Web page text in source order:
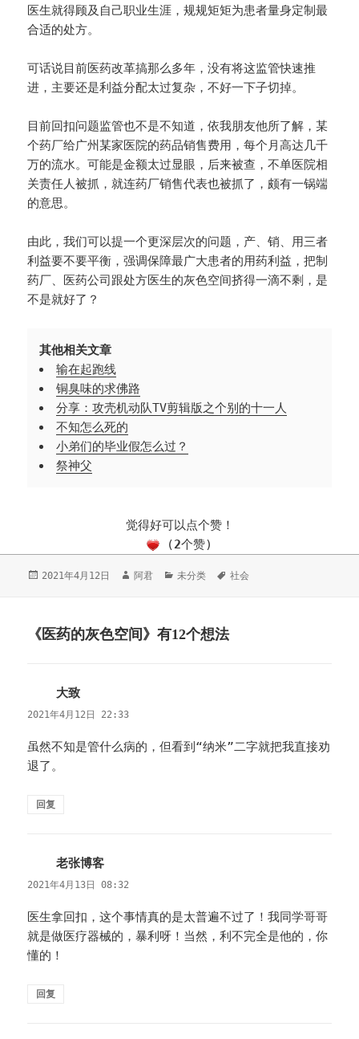
医生就得顾及自己职业生涯，规规矩矩为患者量身定制最
合适的处方。
可话说目前医药改革搞那么多年，没有将这监管快速推
进，主要还是利益分配太过复杂，不好一下子切掉。
目前回扣问题监管也不是不知道，依我朋友他所了解，某
个药厂给广州某家医院的药品销售费用，每个月高达几千
万的流水。可能是金额太过显眼，后来被查，不单医院相
关责任人被抓，就连药厂销售代表也被抓了，颇有一锅端
的意思。
由此，我们可以提一个更深层次的问题，产、销、用三者
利益要不要平衡，强调保障最广大患者的用药利益，把制
药厂、医药公司跟处方医生的灰色空间挤得一滴不剩，是
不是就好了？
其他相关文章
输在起跑线
铜臭味的求佛路
分享：攻壳机动队TV剪辑版之个别的十一人
不知怎么死的
小弟们的毕业假怎么过？
祭神父
觉得好可以点个赞！
(2个赞)
发
2021年4月12日
作
阿君
分
未分类
标
社会
《医药的灰色空间》有12个想法
大致
道：
2021年4月12日 22:33
虽然不知是管什么病的，但看到“纳米”二字就把我直接劝
退了。
回复
老张博客
道：
2021年4月13日 08:32
医生拿回扣，这个事情真的是太普遍不过了！我同学哥哥
就是做医疗器械的，暴利呀！当然，利不完全是他的，你
懂的！
回复